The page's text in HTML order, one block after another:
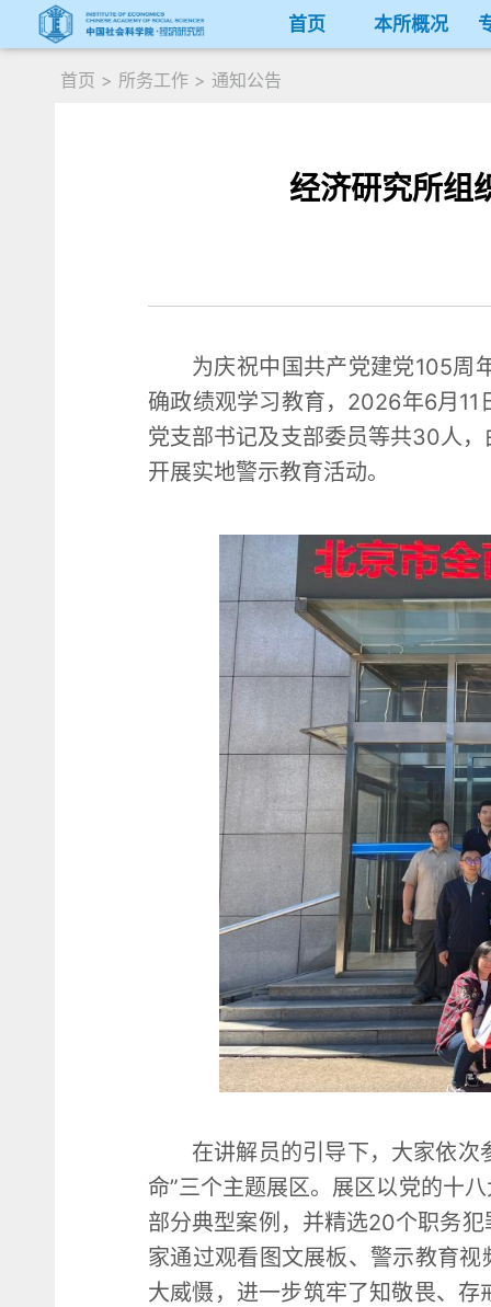
首页 本所概况
首页 > 所务工作 > 通知公告
经济研究所组
为庆祝中国共产党建党105周
确政绩观学习教育，2026年6月
党支部书记及支部委员等共30人
开展实地警示教育活动。
在讲解员的引导下，大家依次
命”三个主题展区。展区以党的十
部分典型案例，并精选20个职务
家通过观看图文展板、警示教育
大威慑，进一步筑牢了知敬畏、